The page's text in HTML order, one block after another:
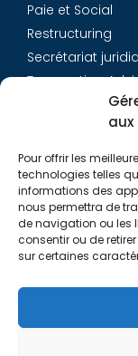
aux
Pour offrir les
technologies telles
informations des
nous permettra de
de navigation ou les
consentir ou de
sur certaines
Paie et Social
Restructuring
Secrétariat
Transaction
Équipe
Carrières
Contact
Liens utiles
Politique de